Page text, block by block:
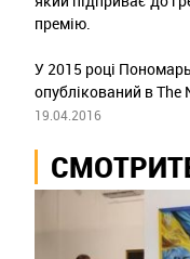
премію.
У 2015 році
опублікований в The
19.04.2016